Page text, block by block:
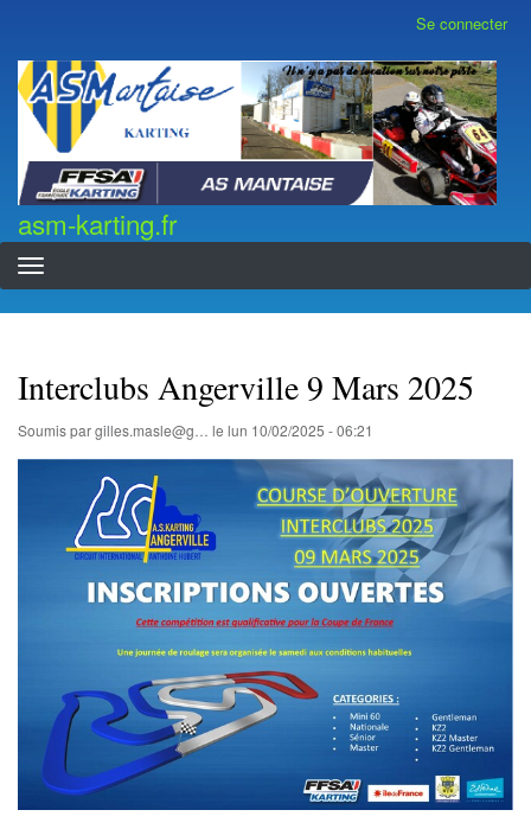
contenu
principal
compte
de
l'utilisateur
Se connecter
asm-karting.fr
asm-karting.fr
Interclubs Angerville 9 Mars 2025
Soumis pargilles.masle@g… le lun 10/02/2025 - 06:21